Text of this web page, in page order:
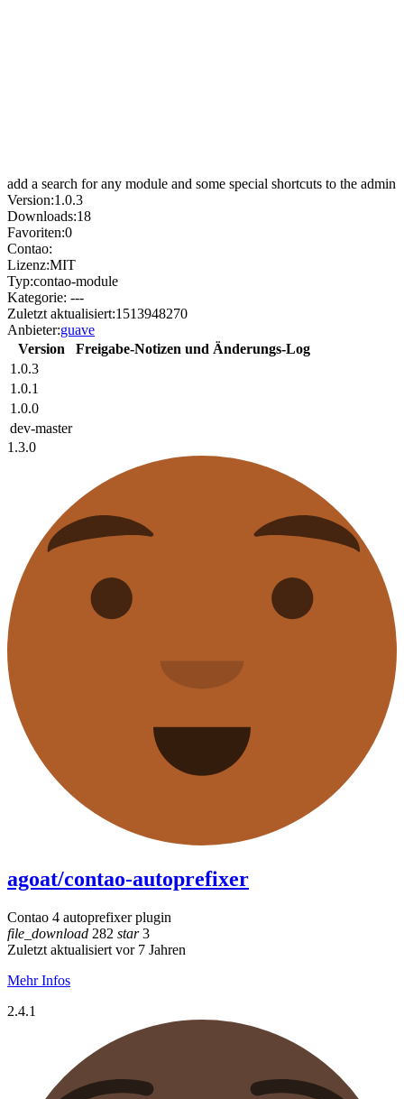
add a search for any module and some special shortcuts to the admin
Version:1.0.3
Downloads:18
Favoriten:0
Contao:
Lizenz:MIT
Typ:contao-module
Kategorie: ---
Zuletzt aktualisiert:1513948270
Anbieter:guave
Version
Freigabe-Notizen und Änderungs-Log
1.0.3
1.0.1
1.0.0
dev-master
1.3.0
agoat/contao-autoprefixer
Contao 4 autoprefixer plugin
file_download 282 star3
Zuletzt aktualisiert vor 7 Jahren
Mehr Infos
2.4.1